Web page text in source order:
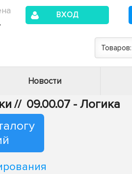
ВХОД
Товаров:
Новости
// 09.00.07 - Логика